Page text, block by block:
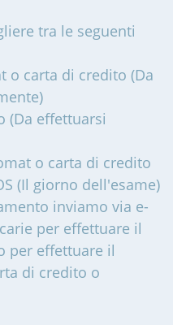
tra le seguenti
o carta di credito (Da
(Da effettuarsi
o carta di credito
(Il giorno dell'esame)
inviamo via e-
per effettuare il
per effettuare il
di credito o